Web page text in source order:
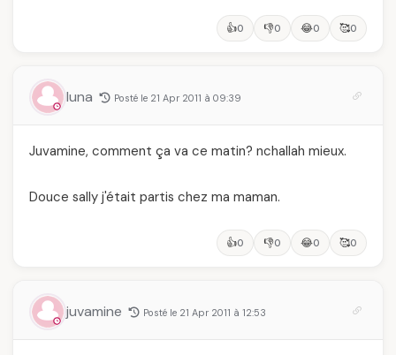
👍0 👎0 😂0 🥰0
luna Posté le 21 Apr 2011 à 09:39
Juvamine, comment ça va ce matin? nchallah mieux.
Douce sally j'était partis chez ma maman.
👍0 👎0 😂0 🥰0
juvamine Posté le 21 Apr 2011 à 12:53